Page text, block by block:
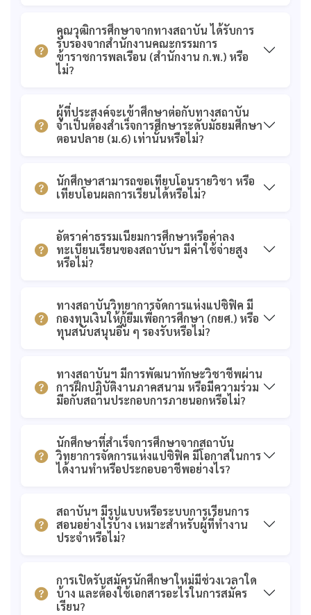
ก.ค.ศ.
คุณวุฒิการศึกษาจากทางสถาบัน ได้รับการ
รับรองจากสำนักงานคณะกรรมการ
ข้าราชการพลเรือน (สำนักงาน ก.พ.) หรือ
ไม่?
ผู้ที่ประสงค์จะเข้าศึกษาต่อกับทางสถาบัน
จำเป็นต้องสำเร็จการศึกษาระดับมัธยมศึกษา
ตอนปลาย (ม.6) เท่านั้นหรือไม่?
นักศึกษาสามารถขอเทียบโอนรายวิชา หรือ
เทียบโอนผลการเรียนได้หรือไม่?
อัตราค่าธรรมเนียมการศึกษาหรือค่าลง
ทะเบียนเรียนของสถาบันฯ มีค่าใช้จ่ายสูง
หรือไม่?
ทางสถาบันวิทยาการจัดการแห่งแปซิฟิค มี
กองทุนเงินให้กู้ยืมเพื่อการศึกษา (กยศ.) หรือ
ทุนสนับสนุนอื่น ๆ รองรับหรือไม่?
ทางสถาบันฯ มีการพัฒนาทักษะวิชาชีพผ่าน
การฝึกปฏิบัติงานภาคสนาม หรือมีความร่วม
มือกับสถานประกอบการภายนอกหรือไม่?
นักศึกษาที่สำเร็จการศึกษาจากสถาบัน
วิทยาการจัดการแห่งแปซิฟิค มีโอกาสในการ
ได้งานทำหรือประกอบอาชีพอย่างไร?
สถาบันฯ มีรูปแบบหรือระบบการเรียนการ
สอนอย่างไรบ้าง เหมาะสำหรับผู้ที่ทำงาน
ประจำหรือไม่?
การเปิดรับสมัครนักศึกษาใหม่มีช่วงเวลาใด
บ้าง และต้องใช้เอกสารอะไรในการสมัคร
เรียน?